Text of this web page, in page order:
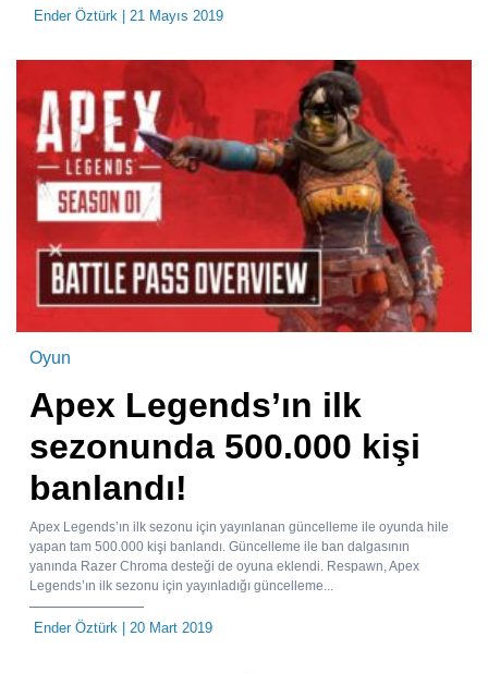
Ender Öztürk | 21 Mayıs 2019
Oyun
Apex Legends’ın ilk
sezonunda 500.000 kişi
banlandı!
Apex Legends’ın ilk sezonu için yayınlanan güncelleme ile oyunda hile
yapan tam 500.000 kişi banlandı. Güncelleme ile ban dalgasının
yanında Razer Chroma desteği de oyuna eklendi. Respawn, Apex
Legends’ın ilk sezonu için yayınladığı güncelleme...
Ender Öztürk | 20 Mart 2019